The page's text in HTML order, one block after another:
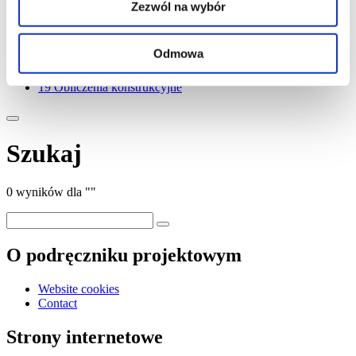
Zezwól na wybór
Odmowa
Obróbka maszynowa
15Obróbka powierzchniowa
18Banki wiedzy i wymiana wiedzy
19Obliczenia konstrukcyjne
Szukaj
0 wyników dla ""
O podręczniku projektowym
Website cookies
Contact
Strony internetowe